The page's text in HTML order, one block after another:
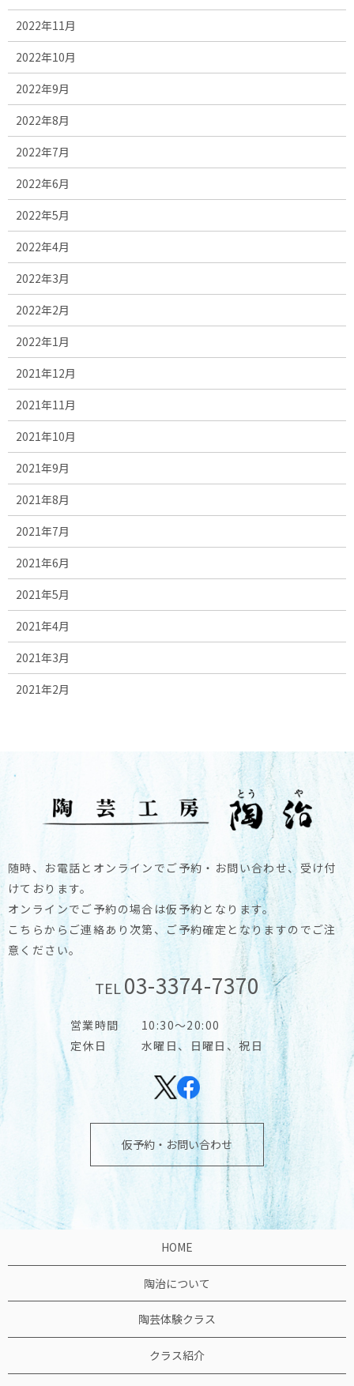
2022年11月
2022年10月
2022年9月
2022年8月
2022年7月
2022年6月
2022年5月
2022年4月
2022年3月
2022年2月
2022年1月
2021年12月
2021年11月
2021年10月
2021年9月
2021年8月
2021年7月
2021年6月
2021年5月
2021年4月
2021年3月
2021年2月
随時、お電話とオンラインでご予約・お問い合わせ、受け付
けております。
オンラインでご予約の場合は仮予約となります。
こちらからご連絡あり次第、ご予約確定となりますのでご注
意ください。
TEL03-3374-7370
営業時間
10:30～20:00
定休日
水曜日、日曜日、祝日
仮予約・お問い合わせ
HOME
陶治について
陶芸体験クラス
クラス紹介